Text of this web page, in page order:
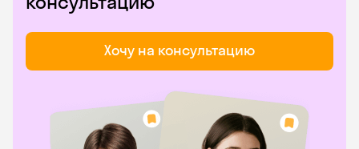
Хочу на консультацию